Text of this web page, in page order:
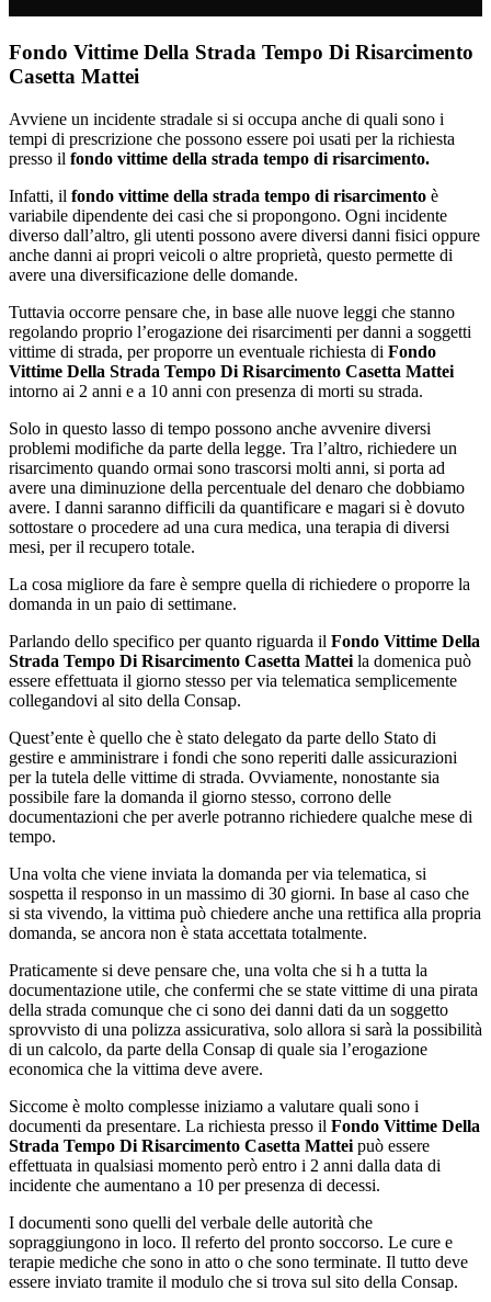
Fondo Vittime Della Strada Tempo Di Risarcimento
Casetta Mattei
Avviene un incidente stradale si si occupa anche di quali sono i
tempi di prescrizione che possono essere poi usati per la richiesta
presso il fondo vittime della strada tempo di risarcimento.
Infatti, il fondo vittime della strada tempo di risarcimento è
variabile dipendente dei casi che si propongono. Ogni incidente
diverso dall’altro, gli utenti possono avere diversi danni fisici oppure
anche danni ai propri veicoli o altre proprietà, questo permette di
avere una diversificazione delle domande.
Tuttavia occorre pensare che, in base alle nuove leggi che stanno
regolando proprio l’erogazione dei risarcimenti per danni a soggetti
vittime di strada, per proporre un eventuale richiesta di Fondo
Vittime Della Strada Tempo Di Risarcimento Casetta Mattei
intorno ai 2 anni e a 10 anni con presenza di morti su strada.
Solo in questo lasso di tempo possono anche avvenire diversi
problemi modifiche da parte della legge. Tra l’altro, richiedere un
risarcimento quando ormai sono trascorsi molti anni, si porta ad
avere una diminuzione della percentuale del denaro che dobbiamo
avere. I danni saranno difficili da quantificare e magari si è dovuto
sottostare o procedere ad una cura medica, una terapia di diversi
mesi, per il recupero totale.
La cosa migliore da fare è sempre quella di richiedere o proporre la
domanda in un paio di settimane.
Parlando dello specifico per quanto riguarda il Fondo Vittime Della
Strada Tempo Di Risarcimento Casetta Mattei la domenica può
essere effettuata il giorno stesso per via telematica semplicemente
collegandovi al sito della Consap.
Quest’ente è quello che è stato delegato da parte dello Stato di
gestire e amministrare i fondi che sono reperiti dalle assicurazioni
per la tutela delle vittime di strada. Ovviamente, nonostante sia
possibile fare la domanda il giorno stesso, corrono delle
documentazioni che per averle potranno richiedere qualche mese di
tempo.
Una volta che viene inviata la domanda per via telematica, si
sospetta il responso in un massimo di 30 giorni. In base al caso che
si sta vivendo, la vittima può chiedere anche una rettifica alla propria
domanda, se ancora non è stata accettata totalmente.
Praticamente si deve pensare che, una volta che si h a tutta la
documentazione utile, che confermi che se state vittime di una pirata
della strada comunque che ci sono dei danni dati da un soggetto
sprovvisto di una polizza assicurativa, solo allora si sarà la possibilità
di un calcolo, da parte della Consap di quale sia l’erogazione
economica che la vittima deve avere.
Siccome è molto complesse iniziamo a valutare quali sono i
documenti da presentare. La richiesta presso il Fondo Vittime Della
Strada Tempo Di Risarcimento Casetta Mattei può essere
effettuata in qualsiasi momento però entro i 2 anni dalla data di
incidente che aumentano a 10 per presenza di decessi.
I documenti sono quelli del verbale delle autorità che
sopraggiungono in loco. Il referto del pronto soccorso. Le cure e
terapie mediche che sono in atto o che sono terminate. Il tutto deve
essere inviato tramite il modulo che si trova sul sito della Consap.